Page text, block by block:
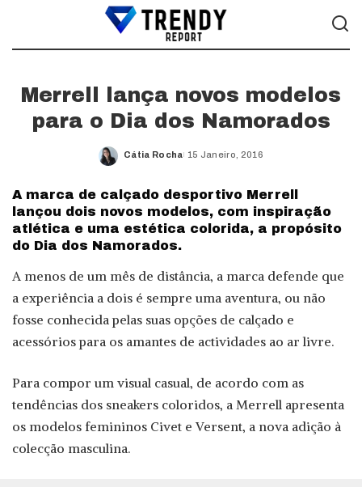
Merrell lança novos modelos
para o Dia dos Namorados
Posted
Cátia Rocha 15 Janeiro, 2016
A marca de calçado desportivo Merrell
lançou dois novos modelos, com inspiração
atlética e uma estética colorida, a propósito
do Dia dos Namorados.
A menos de um mês de distância, a marca defende que
a experiência a dois é sempre uma aventura, ou não
fosse conhecida pelas suas opções de calçado e
acessórios para os amantes de actividades ao ar livre.
Para compor um visual casual, de acordo com as
tendências dos sneakers coloridos, a Merrell apresenta
os modelos femininos Civet e Versent, a nova adição à
colecção masculina.